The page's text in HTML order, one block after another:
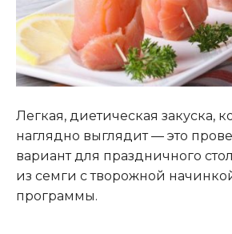
Легкая, диетическая закуска,
наглядно выглядит — это
вариант для праздничного
из семги с творожной
программы.